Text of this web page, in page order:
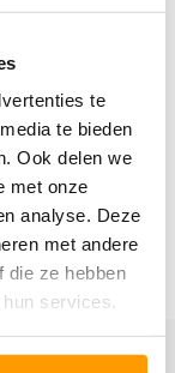
te
te bieden
Ook delen we
met onze
analyse. Deze
met andere
die ze hebben
services.